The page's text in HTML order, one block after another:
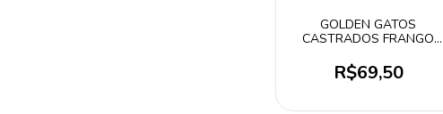
GOLDEN GATOS
CASTRADOS FRANGO
R$69,50